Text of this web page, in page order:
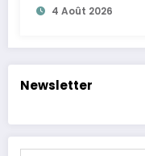
4 Août 2026
Newsletter
Saisissez votre adresse e-mail…